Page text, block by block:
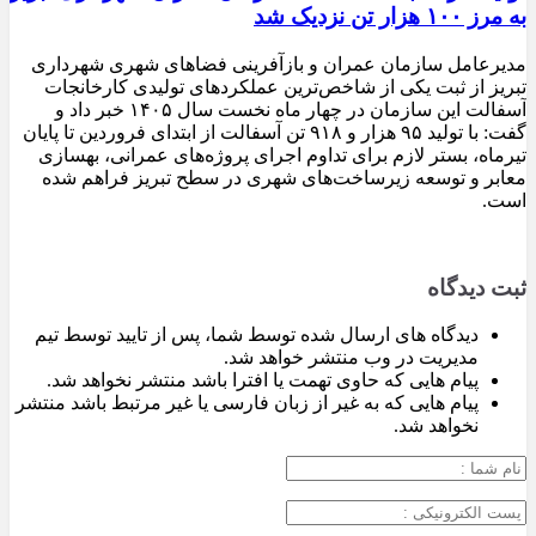
به مرز ۱۰۰ هزار تن نزدیک شد
مدیرعامل سازمان عمران و بازآفرینی فضاهای شهری شهرداری
تبریز از ثبت یکی از شاخص‌ترین عملکردهای تولیدی کارخانجات
آسفالت این سازمان در چهار ماه نخست سال ۱۴۰۵ خبر داد و
گفت: با تولید ۹۵ هزار و ۹۱۸ تن آسفالت از ابتدای فروردین تا پایان
تیرماه، بستر لازم برای تداوم اجرای پروژه‌های عمرانی، بهسازی
معابر و توسعه زیرساخت‌های شهری در سطح تبریز فراهم شده
است.
ثبت دیدگاه
دیدگاه های ارسال شده توسط شما، پس از تایید توسط تیم
مدیریت در وب منتشر خواهد شد.
پیام هایی که حاوی تهمت یا افترا باشد منتشر نخواهد شد.
پیام هایی که به غیر از زبان فارسی یا غیر مرتبط باشد منتشر
نخواهد شد.